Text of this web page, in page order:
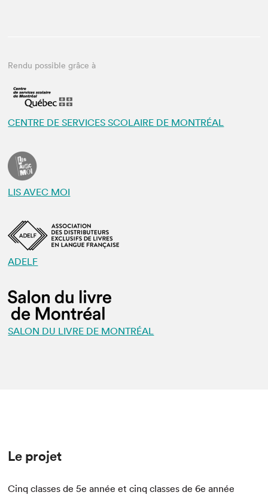
Rendu possible grâce à
CENTRE DE SERVICES SCOLAIRE DE MONTRÉAL
LIS AVEC MOI
ADELF
SALON DU LIVRE DE MONTRÉAL
Le projet
Cinq classes de 5e année et cinq classes de 6e année